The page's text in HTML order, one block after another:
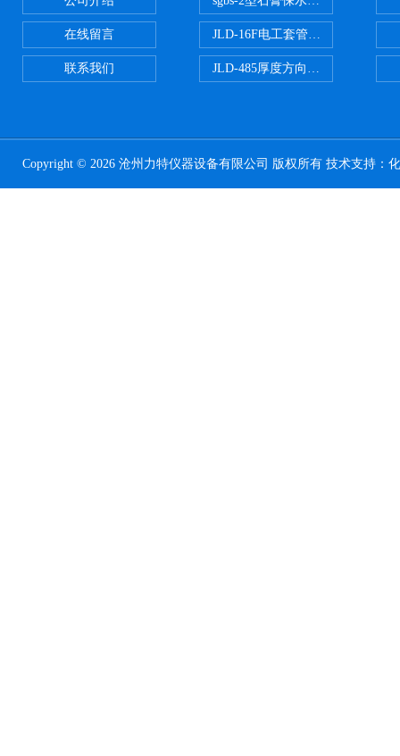
在线留言
联系我们
JLD-16F电工套管恒温水浴管材
JLD-485厚度方向性钢板拉伸试验
Copyright © 2026 沧州力特仪器设备有限公司 版权所有 技术支持：